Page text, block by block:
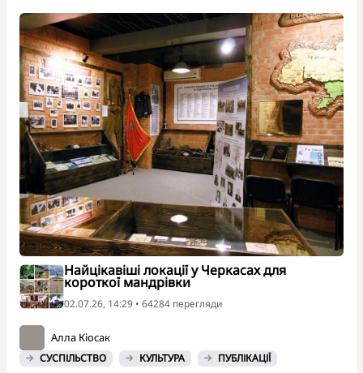
Найцікавіші локації у Черкасах для
короткої мандрівки
02.07.26, 14:29 • 64284 перегляди
Алла Кіосак
СУСПІЛЬСТВО КУЛЬТУРА ПУБЛІКАЦІЇ